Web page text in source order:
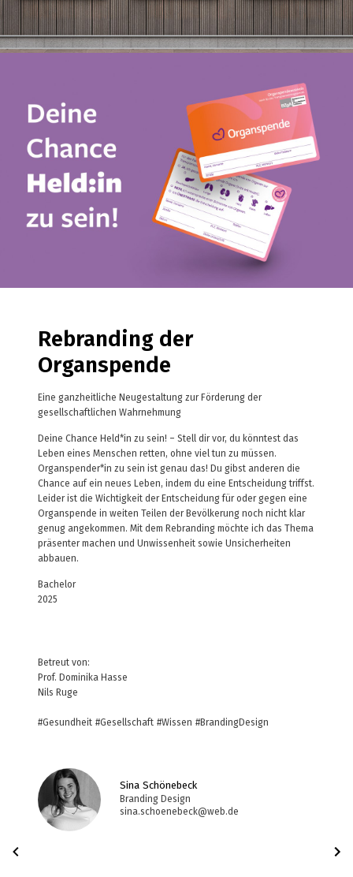
Rebranding der
Organspende
Eine ganzheitliche Neugestaltung zur Förderung der
gesellschaftlichen Wahrnehmung
Deine Chance Held*in zu sein! – Stell dir vor, du könntest das
Leben eines Menschen retten, ohne viel tun zu müssen.
Organspender*in zu sein ist genau das! Du gibst anderen die
Chance auf ein neues Leben, indem du eine Entscheidung triffst.
Leider ist die Wichtigkeit der Entscheidung für oder gegen eine
Organspende in weiten Teilen der Bevölkerung noch nicht klar
genug angekommen. Mit dem Rebranding möchte ich das Thema
präsenter machen und Unwissenheit sowie Unsicherheiten
abbauen.
Bachelor
2025
Betreut von:
Prof. Dominika Hasse
Nils Ruge
#Gesundheit #Gesellschaft #Wissen #BrandingDesign
Sina Schönebeck
Branding Design
sina.schoenebeck@web.de